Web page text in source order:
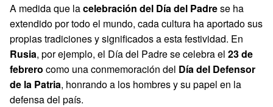
A medida que lacelebración del Día del Padrese ha
extendido por todo el mundo, cada cultura ha aportado sus
propias tradiciones y significados a esta festividad. En
Rusia, por ejemplo, el Día del Padre se celebra el 23 de
febrero como una conmemoración del Día del Defensor
de la Patria, honrando a los hombres y su papel en la
defensa del país.